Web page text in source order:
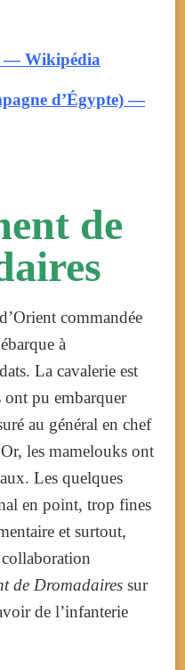
— Wikipédia
d’Égypte) —
de
commandée
à
La cavalerie est
ont pu embarquer
au général en chef
les mamelouks ont
Les quelques
en point, trop fines
et surtout,
de Dromadaires sur
de l’infanterie